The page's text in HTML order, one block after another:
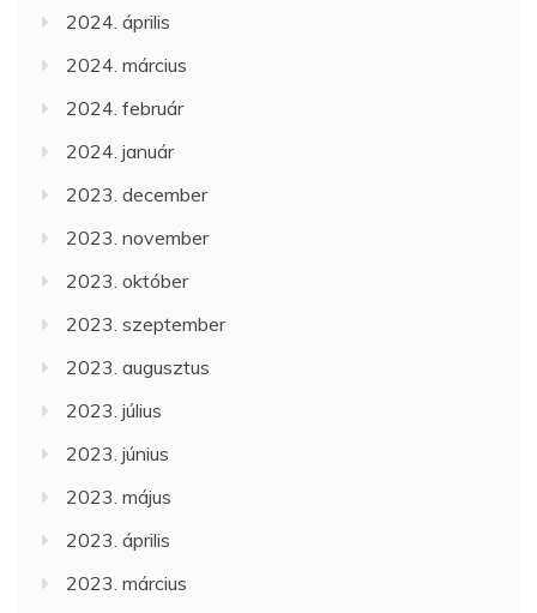
2024. április
2024. március
2024. február
2024. január
2023. december
2023. november
2023. október
2023. szeptember
2023. augusztus
2023. július
2023. június
2023. május
2023. április
2023. március